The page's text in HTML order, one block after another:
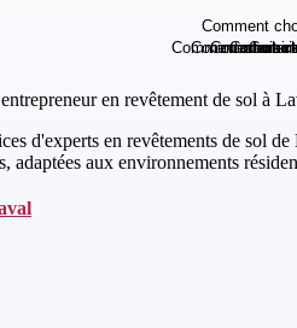
en revêtement de sol à
d'experts en revêtements de sol
adaptées aux environnements